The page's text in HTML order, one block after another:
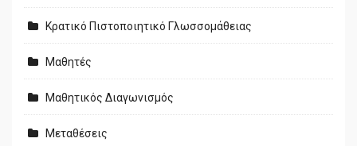
Κρατικό Πιστοποιητικό Γλωσσομάθειας
Μαθητές
Μαθητικός Διαγωνισμός
Μεταθέσεις